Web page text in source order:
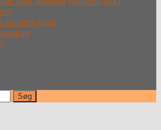
Sønderjylland